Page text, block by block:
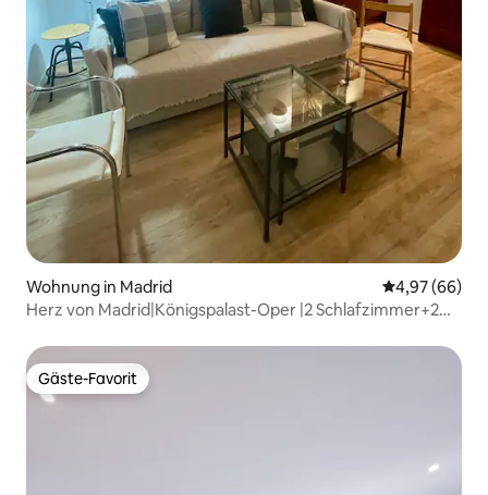
Wohnung in Madrid
4,97 (66)
Herz von Madrid|Königspalast-Oper |2 Schlafzimmer+2
Gäste-Favorit
Gäste-Favorit